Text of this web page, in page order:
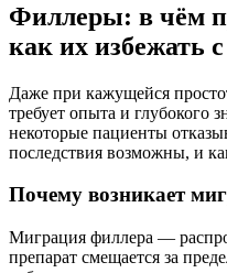
Филлеры: в чём
как их избежать
Даже при кажущейся
требует опыта и глубокого
некоторые пациенты
последствия возможны, и
Почему возникает
Миграция филлера —
препарат смещается за